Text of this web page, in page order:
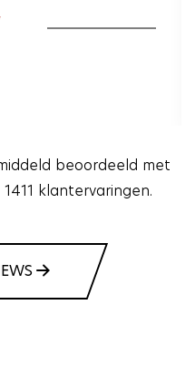
beoordeeld met
klantervaringen.